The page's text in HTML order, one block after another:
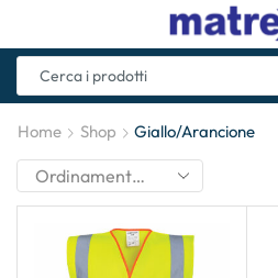
Home Shop Giallo/Arancione